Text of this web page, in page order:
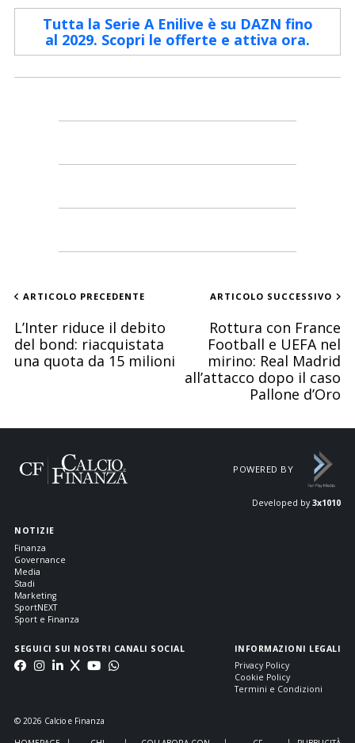
Tutta la Serie A Enilive è su DAZN fino
al 2029. Scopri le offerte e attiva ora.
ARTICOLO PRECEDENTE
L’Inter riduce il debito
del bond: riacquistata
una quota da 15 milioni
ARTICOLO SUCCESSIVO
Rottura con France
Football e UEFA nel
mirino: Real Madrid
all’attacco dopo il caso
Pallone d’Oro
POWERED BY
Developed by 3x1010
NOTIZIE
Finanza
Governance
Media
Stadi
Marketing
SportNEXT
Sport e Finanza
SEGUICI SUI NOSTRI CANALI SOCIAL
INFORMAZIONI LEGALI
Privacy Policy
Cookie Policy
Termini e Condizioni
© 2026 Calcio e Finanza